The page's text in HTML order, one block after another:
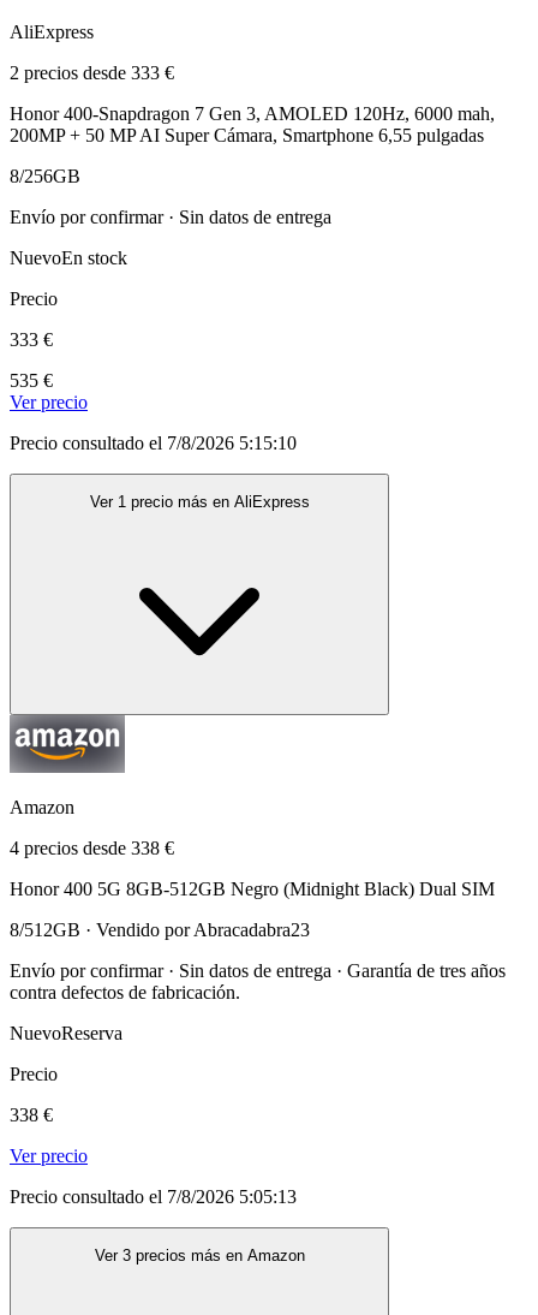
AliExpress
2 precios desde 333 €
Honor 400-Snapdragon 7 Gen 3, AMOLED 120Hz, 6000 mah,
200MP + 50 MP AI Super Cámara, Smartphone 6,55 pulgadas
8/256GB
Envío por confirmar · Sin datos de entrega
NuevoEn stock
Precio
333 €
535 €
Ver precio
Precio consultado el 7/8/2026 5:15:10
Ver 1 precio más en AliExpress
Amazon
4 precios desde 338 €
Honor 400 5G 8GB-512GB Negro (Midnight Black) Dual SIM
8/512GB · Vendido por Abracadabra23
Envío por confirmar · Sin datos de entrega · Garantía de tres años
contra defectos de fabricación.
NuevoReserva
Precio
338 €
Ver precio
Precio consultado el 7/8/2026 5:05:13
Ver 3 precios más en Amazon